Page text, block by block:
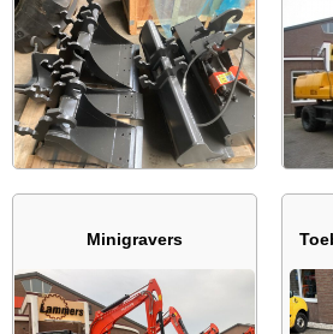
Minigravers